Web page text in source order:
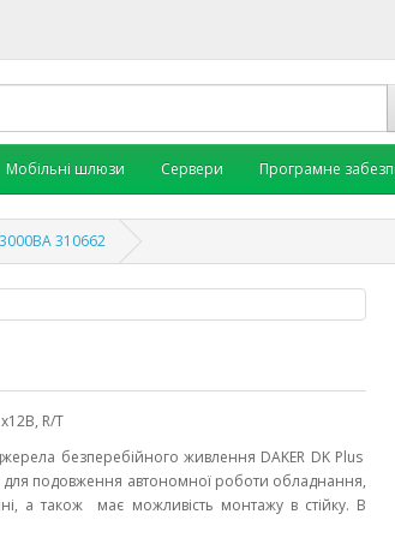
Мобільні шлюзи Сервери Програмне
310662
R/T
безперебійного живлення DAKER DK Plus
для подовження автономної роботи обладнання,
а також має можливість монтажу в стійку. В